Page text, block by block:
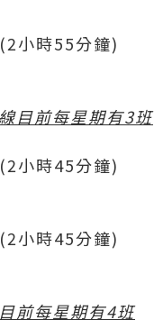
小時55分鐘)
目前每星期有3班
小時45分鐘)
小時45分鐘)
前每星期有4班